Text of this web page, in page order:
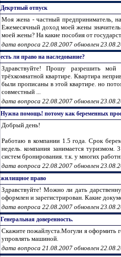
Декртный отпуск
Моя жена - частный предприниматель,
Ежемесячный доход моей жены
моей жены? На какие пособия от
дата вопроса 22.08.2007 обновлен
есть ли право на наследование?
Здравствуйте! Прошу разрешить
трёхкомнатной квартире. Квартира
были прописаны в этой квартире. но
совместный ...
дата вопроса 22.08.2007 обновлен
Нужна помощь! потому как беременных
Добрый день!
Работаю в компании 1.5 года. Срок
недель. компания занимается
систем бронирования. т.к. у многих
дата вопроса 22.08.2007 обновлен
жилищное право
Здравствуйте! Можно ли дать
оформлен и зарегистрирован. Какие
дата вопроса 22.08.2007 обновлен
Генеральная доверенность.
Скажите пожайлуста.Могули я оформить
упровлять машиной.
дата вопроса 21.08.2007 обновлен